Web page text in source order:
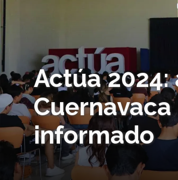
Actúa 2024:
informado